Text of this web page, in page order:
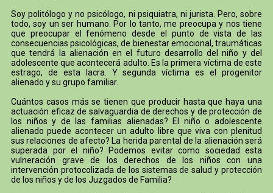
Soy politólogo y no psicólogo, ni psiquiatra, ni jurista. Pero, sobre
todo, soy un ser humano. Por lo tanto, me preocupa y nos tiene
que preocupar el fenómeno desde el punto de vista de las
consecuencias psicológicas, de bienestar emocional, traumáticas
que tendrá la alienación en el futuro desarrollo del niño y del
adolescente que acontecerá adulto. Es la primera víctima de este
estrago, de esta lacra. Y segunda víctima es el progenitor
alienado y su grupo familiar.
Cuántos casos más se tienen que producir hasta que haya una
actuación eficaz de salvaguardia de derechos y de protección de
los niños y de las familias alienadas? El niño o adolescente
alienado puede acontecer un adulto libre que viva con plenitud
sus relaciones de afecto? La herida parental de la alienación será
superada por el niño? Podemos evitar como sociedad esta
vulneración grave de los derechos de los niños con una
intervención protocolizada de los sistemas de salud y protección
de los niños y de los Juzgados de Familia?